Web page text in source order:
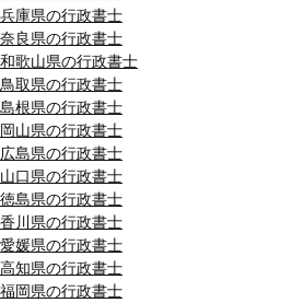
兵庫県の行政書士
奈良県の行政書士
和歌山県の行政書士
鳥取県の行政書士
島根県の行政書士
岡山県の行政書士
広島県の行政書士
山口県の行政書士
徳島県の行政書士
香川県の行政書士
愛媛県の行政書士
高知県の行政書士
福岡県の行政書士